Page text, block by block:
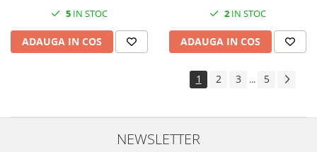
5 IN STOC
ADAUGA IN COS
2 IN STOC
ADAUGA IN COS
1 2 3 ... 5
NEWSLETTER